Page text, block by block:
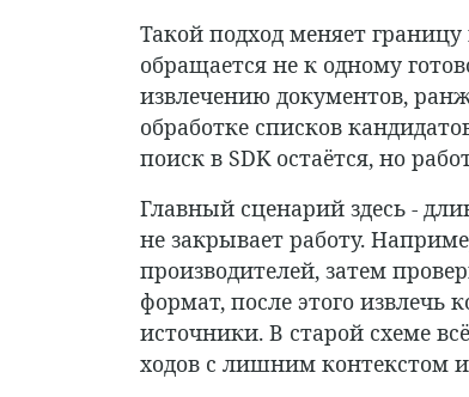
Такой подход меняет
обращается не к одному
извлечению документов,
обработке списков
поиск в SDK остаётся, но
Главный сценарий здесь -
не закрывает работу.
производителей, затем
формат, после этого извлечь
источники. В старой схеме
ходов с лишним контекстом